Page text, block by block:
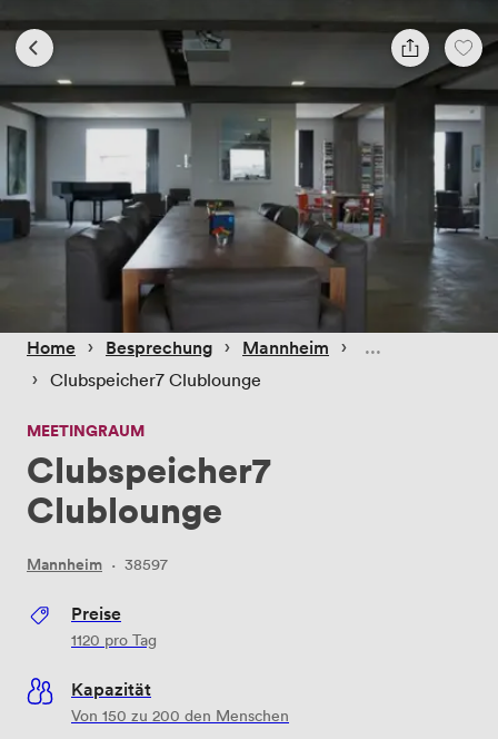
Home › Besprechung › Mannheim ›
› Clubspeicher7 Clublounge
MEETINGRAUM
Clubspeicher7
Clublounge
Mannheim · 38597
Preise
1120 pro Tag
Kapazität
Von 150 zu 200 den Menschen